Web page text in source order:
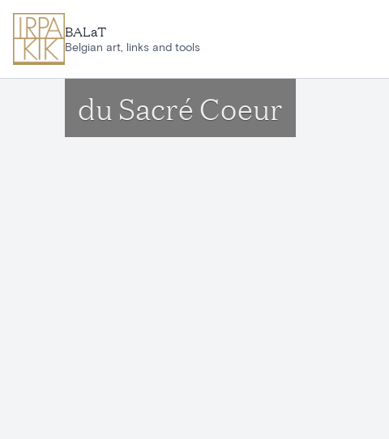
BALaT
Belgian art, links and tools
du Sacré Coeur